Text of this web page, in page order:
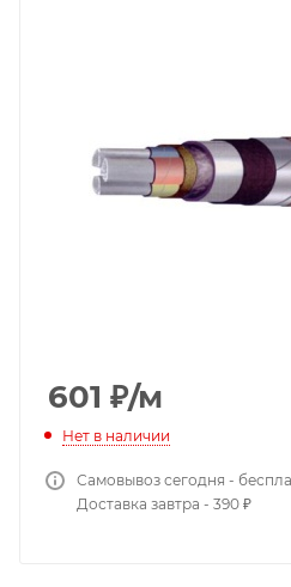
601 ₽/м
Нет в наличии
Самовывоз сегодня -
Доставка завтра - 390 ₽